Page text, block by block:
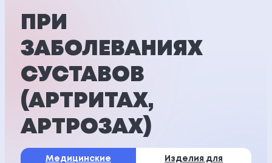
ПРИ
ЗАБОЛЕВАНИЯХ
СУСТАВОВ
(АРТРИТАХ,
АРТРОЗАХ)
Медицинские
Изделия для